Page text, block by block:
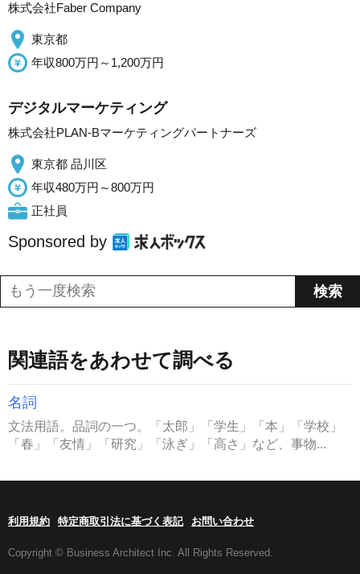
株式会社Faber Company
東京都
年収800万円～1,200万円
デジタルマーケティング
株式会社PLAN‐Bマーケティングパートナーズ
東京都 品川区
年収480万円～800万円
正社員
Sponsored by
関連語をあわせて調べる
名詞
文法用語。品詞の一つ。「太郎」「学生」「本」「学校」
「春」「友情」「研究」「泳ぎ」「高さ」など、事物...
利用規約 特定商取引法に基づく表記 お問い合わせ
Copyright © Business Architect Inc. All Rights Reserved.